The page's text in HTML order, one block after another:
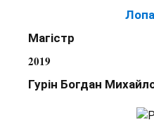
Магістр
2019
Гурін Богдан